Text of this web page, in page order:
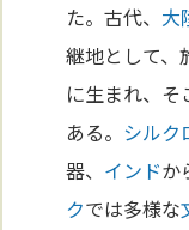
た。古代、 大
継地として、
に生まれ、
ある。 シルク
器、 インドか
クでは多様な